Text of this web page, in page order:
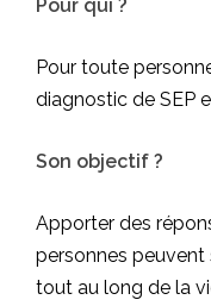
Pour qui ?
Pour toute
diagnostic de SEP
Son objectif ?
Apporter des
personnes
tout au long de la